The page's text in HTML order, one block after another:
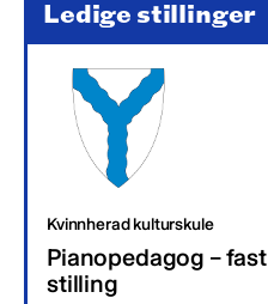
Ledige stillinger
Kvinnherad kulturskule
Pianopedagog – fast
stilling